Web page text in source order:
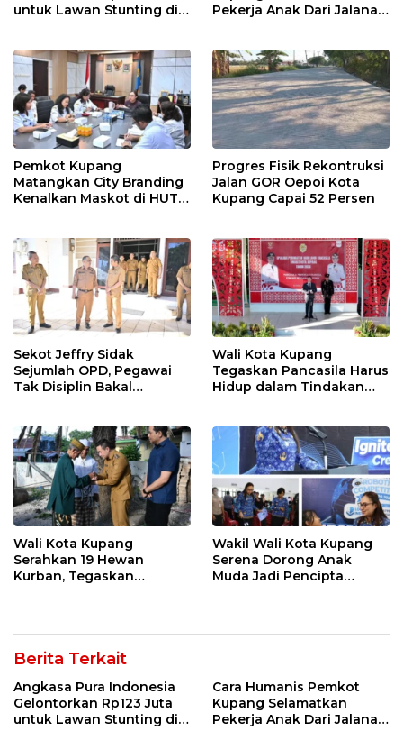
untuk Lawan Stunting di
Pekerja Anak Dari Jalanan
Pemkot Kupang
Matangkan City Branding
Kenalkan Maskot di HUT
Progres Fisik Rekontruksi
Jalan GOR Oepoi Kota
Kupang Capai 52 Persen
Sekot Jeffry Sidak
Sejumlah OPD, Pegawai
Tak Disiplin Bakal
Wali Kota Kupang
Tegaskan Pancasila Harus
Hidup dalam Tindakan
Wali Kota Kupang
Serahkan 19 Hewan
Kurban, Tegaskan
Wakil Wali Kota Kupang
Serena Dorong Anak
Muda Jadi Pencipta
Berita Terkait
Angkasa Pura Indonesia
Gelontorkan Rp123 Juta
untuk Lawan Stunting di
Cara Humanis Pemkot
Kupang Selamatkan
Pekerja Anak Dari Jalanan